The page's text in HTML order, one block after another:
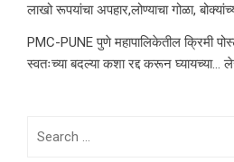
लाखो रूपयांचा अपहार,लोण्याचा गोळा,
PMC-PUNE पुणे महापालिकेतील क्रिमी
स्वतःच्या बदल्या कशा रद्द करून